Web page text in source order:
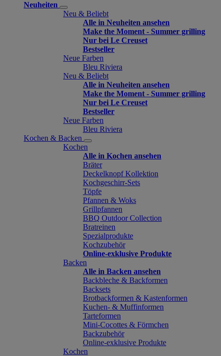
Neuheiten
Neu & Beliebt
Alle in Neuheiten ansehen
Make the Moment - Summer grilling
Nur bei Le Creuset
Bestseller
Neue Farben
Bleu Riviera
Neu & Beliebt
Alle in Neuheiten ansehen
Make the Moment - Summer grilling
Nur bei Le Creuset
Bestseller
Neue Farben
Bleu Riviera
Kochen & Backen
Kochen
Alle in Kochen ansehen
Bräter
Deckelknopf Kollektion
Kochgeschirr-Sets
Töpfe
Pfannen & Woks
Grillpfannen
BBQ Outdoor Collection
Bratreinen
Spezialprodukte
Kochzubehör
Online-exklusive Produkte
Backen
Alle in Backen ansehen
Backbleche & Backformen
Backsets
Brotbackformen & Kastenformen
Kuchen- & Muffinformen
Tarteformen
Mini-Cocottes & Förmchen
Backzubehör
Online-exklusive Produkte
Kochen